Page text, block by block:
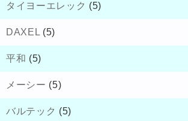
タイヨーエレック (5)
DAXEL (5)
平和 (5)
メーシー (5)
バルテック (5)